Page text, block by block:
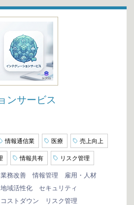
ンサービス
情報通信業 医療 売上向上
情報共有 リスク管理
業務改善 情報管理
雇用・人材
地域活性化
セキュリティ
コストダウン
リスク管理